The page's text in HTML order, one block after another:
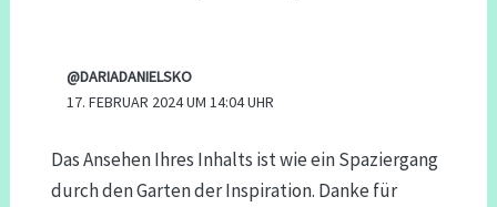
@DARIADANIELSKO
17. FEBRUAR 2024 UM 14:04 UHR
Das Ansehen Ihres Inhalts ist wie ein Spaziergang
durch den Garten der Inspiration. Danke für